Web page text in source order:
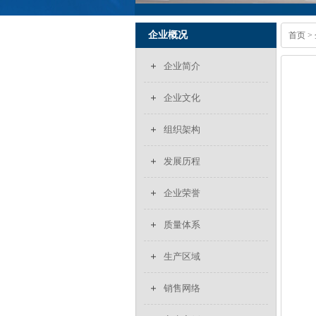
企业概况
企业简介
企业文化
组织架构
发展历程
企业荣誉
质量体系
生产区域
销售网络
首页 >